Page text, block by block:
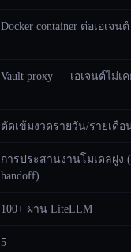
Docker container ต่อเอเจนต์
Vault proxy — เอเจนต์ไม่เ
ตัดเข้มงวดรายวัน/รายเดือ
การประสานงานโมเดลฝูง
handoff)
100+ ผ่าน LiteLLM
5